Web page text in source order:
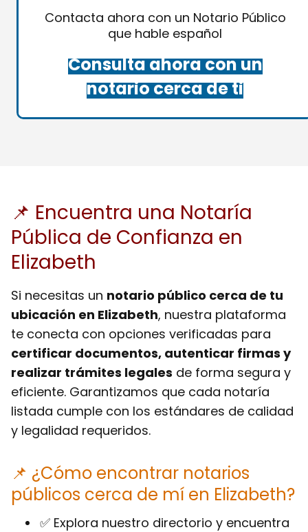
Contacta ahora con un Notario Público
que hable español
Consulta ahora con un
notario cerca de ti
📌 Encuentra una Notaría
Pública de Confianza en
Elizabeth
Si necesitas un notario público cerca de tu
ubicación en Elizabeth, nuestra plataforma
te conecta con opciones verificadas para
certificar documentos, autenticar firmas y
realizar trámites legales de forma segura y
eficiente. Garantizamos que cada notaría
listada cumple con los estándares de calidad
y legalidad requeridos.
📌 ¿Cómo encontrar notarios
públicos cerca de mí en Elizabeth?
✅ Explora nuestro directorio y encuentra